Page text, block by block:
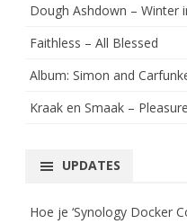
Dough Ashdown – Winter
Faithless – All Blessed
Album: Simon and
Kraak en Smaak –
UPDATES
Hoe je ‘Synology Docker